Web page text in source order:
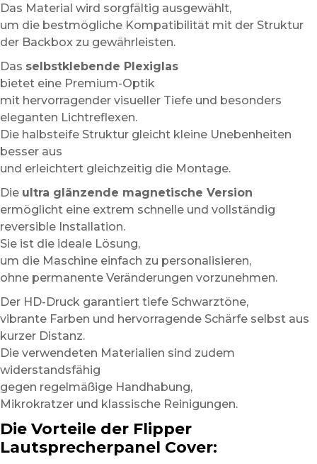
Das Material wird sorgfältig ausgewählt,
um die bestmögliche Kompatibilität mit der Struktur
der Backbox zu gewährleisten.
Das selbstklebende Plexiglas
bietet eine Premium-Optik
mit hervorragender visueller Tiefe und besonders
eleganten Lichtreflexen.
Die halbsteife Struktur gleicht kleine Unebenheiten
besser aus
und erleichtert gleichzeitig die Montage.
Die ultra glänzende magnetische Version
ermöglicht eine extrem schnelle und vollständig
reversible Installation.
Sie ist die ideale Lösung,
um die Maschine einfach zu personalisieren,
ohne permanente Veränderungen vorzunehmen.
Der HD-Druck garantiert tiefe Schwarztöne,
vibrante Farben und hervorragende Schärfe selbst aus
kurzer Distanz.
Die verwendeten Materialien sind zudem
widerstandsfähig
gegen regelmäßige Handhabung,
Mikrokratzer und klassische Reinigungen.
Die Vorteile der Flipper
Lautsprecherpanel Cover: